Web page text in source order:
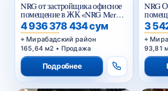
NRG от застройщика офисное
помещение в ЖК «NRG Meros
Business»
4 936 378 434 сум
Мирабадский район
165,64 м2 • Продажа
Подробнее
NRG
3
93,81